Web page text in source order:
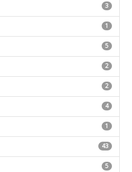
3
1
5
2
2
4
1
43
5